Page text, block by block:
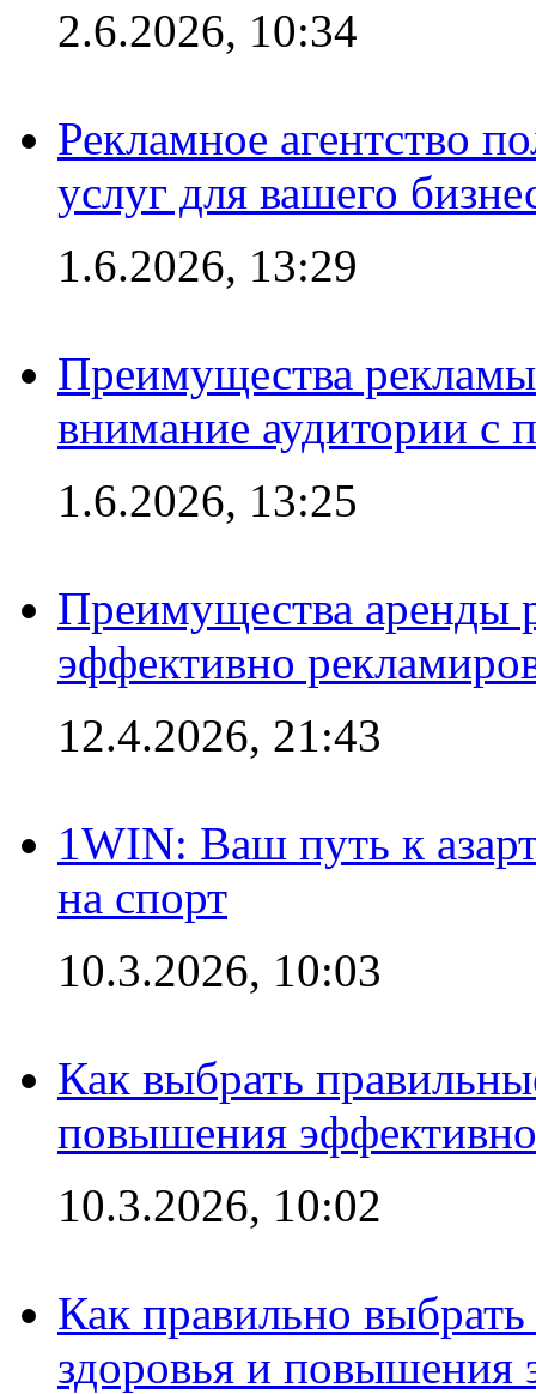
2.6.2026, 10:34
Рекламное агентство
услуг для вашего
1.6.2026, 13:29
Преимущества
внимание аудитории
1.6.2026, 13:25
Преимущества аренды
эффективно
12.4.2026, 21:43
1WIN: Ваш путь к
на спорт
10.3.2026, 10:03
Как выбрать
повышения
10.3.2026, 10:02
Как правильно
здоровья и повышения